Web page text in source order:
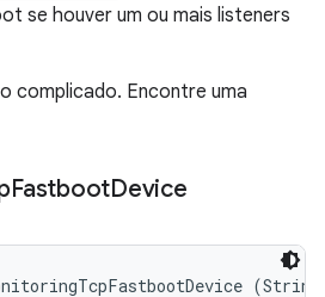
se houver um ou mais listeners
complicado. Encontre uma
FastbootDevice